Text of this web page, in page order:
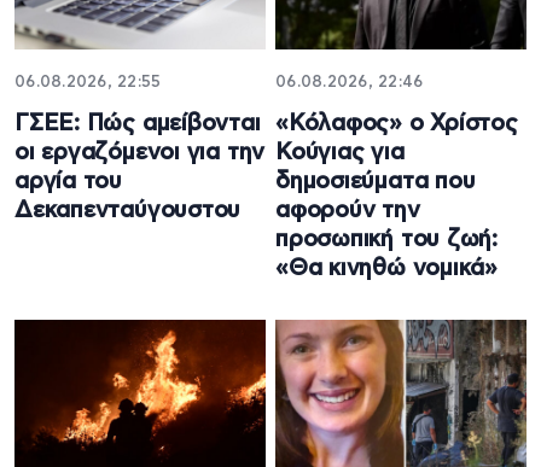
06.08.2026, 22:55
ΓΣΕΕ: Πώς αμείβονται
οι εργαζόμενοι για την
αργία του
Δεκαπενταύγουστου
06.08.2026, 22:46
«Κόλαφος» ο Χρίστος
Κούγιας για
δημοσιεύματα που
αφορούν την
προσωπική του ζωή:
«Θα κινηθώ νομικά»